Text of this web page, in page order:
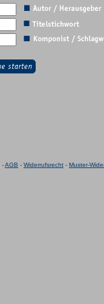
-AGB - Widerrufsrecht - Muster-